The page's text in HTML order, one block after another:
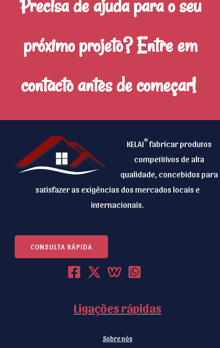
Precisa de ajuda para o seu
próximo projeto? Entre em
contacto antes de começar!
KELAI®fabricar produtos
competitivos de alta
qualidade, concebidos para
satisfazer as exigências dos mercados locais e
internacionais.
CONSULTA RÁPIDA
Ligações rápidas
Sobre nós